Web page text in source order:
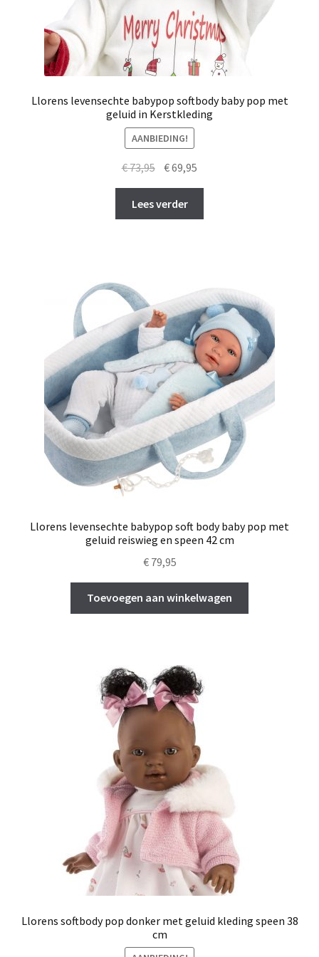
Llorens levensechte babypop softbody baby pop met
geluid in Kerstkleding
AANBIEDING!
€73,95 Oorspronkelijke
was:
€ 73,95.
€69,95
€ 69,95.
Lees verder
Llorens levensechte babypop soft body baby pop met
geluid reiswieg en speen 42 cm
€79,95
Toevoegen aan winkelwagen
Llorens softbody pop donker met geluid kleding speen 38
cm